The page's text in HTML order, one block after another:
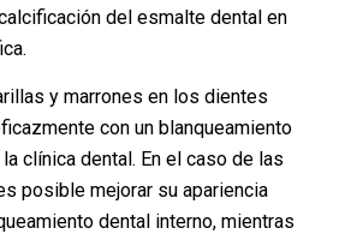
del esmalte dental en
y marrones en los dientes
con un blanqueamiento
clínica dental. En el caso de las
posible mejorar su apariencia
dental interno, mientras